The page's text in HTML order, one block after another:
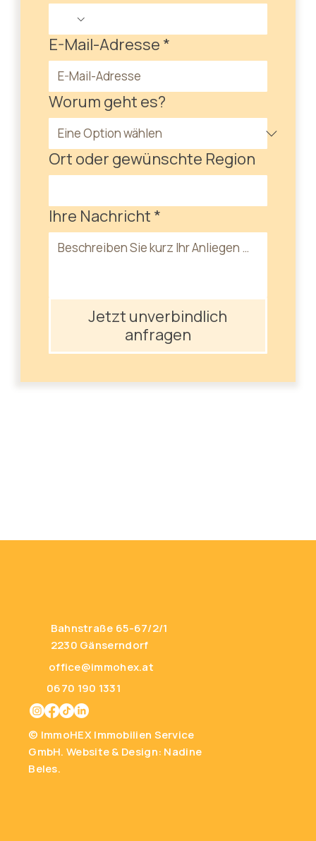
E-Mail-Adresse *
Worum geht es?
Ort oder gewünschte Region
Ihre Nachricht *
Jetzt unverbindlich
anfragen
Bahnstraße 65-67/2/1
2230 Gänserndorf
office@immohex.at
0670 190 1331
© ImmoHEX Immobilien Service
GmbH.Website & Design: Nadine
Beles.